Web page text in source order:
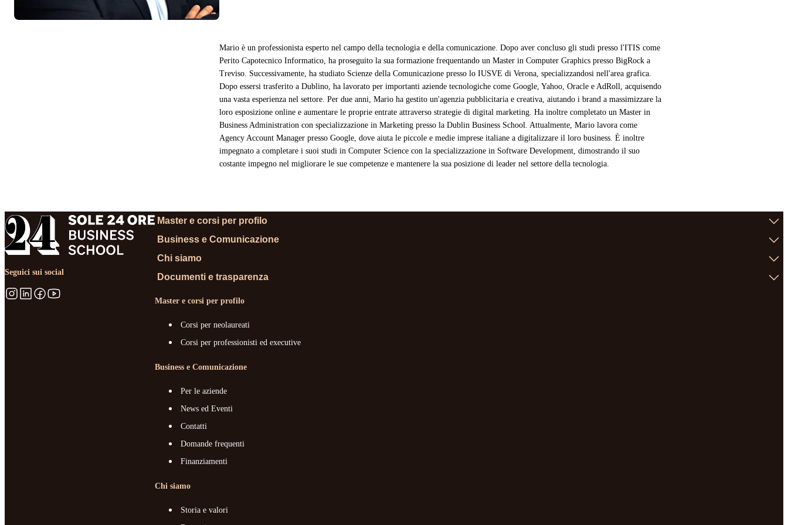
Mario è un professionista esperto nel campo della tecnologia e della comunicazione. Dopo aver concluso gli studi presso l'ITIS come
Perito Capotecnico Informatico, ha proseguito la sua formazione frequentando un Master in Computer Graphics presso BigRock a
Treviso. Successivamente, ha studiato Scienze della Comunicazione presso lo IUSVE di Verona, specializzandosi nell'area grafica.
Dopo essersi trasferito a Dublino, ha lavorato per importanti aziende tecnologiche come Google, Yahoo, Oracle e AdRoll, acquisendo
una vasta esperienza nel settore. Per due anni, Mario ha gestito un'agenzia pubblicitaria e creativa, aiutando i brand a massimizzare la
loro esposizione online e aumentare le proprie entrate attraverso strategie di digital marketing. Ha inoltre completato un Master in
Business Administration con specializzazione in Marketing presso la Dublin Business School. Attualmente, Mario lavora come
Agency Account Manager presso Google, dove aiuta le piccole e medie imprese italiane a digitalizzare il loro business. È inoltre
impegnato a completare i suoi studi in Computer Science con la specializzazione in Software Development, dimostrando il suo
costante impegno nel migliorare le sue competenze e mantenere la sua posizione di leader nel settore della tecnologia.
Seguici sui social
Master e corsi per profilo
Business e Comunicazione
Chi siamo
Documenti e trasparenza
Master e corsi per profilo
Corsi per neolaureati
Corsi per professionisti ed executive
Business e Comunicazione
Per le aziende
News ed Eventi
Contatti
Domande frequenti
Finanziamenti
Chi siamo
Storia e valori